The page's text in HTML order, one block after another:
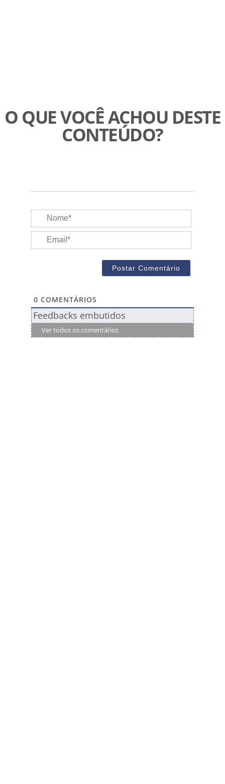
O QUE VOCÊ ACHOU DESTE
CONTEÚDO?
0 COMENTÁRIOS
Feedbacks embutidos
Ver todos os comentários